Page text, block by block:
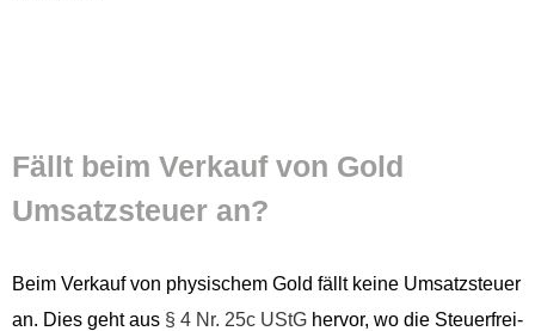
Fällt beim Verkauf von Gold
Umsatzs­teuer an?
Beim Verkauf von physis­chem Gold fällt keine Umsatzs­teuer
an. Dies geht aus § 4 Nr. 25c UStG her­vor, wo die Steuer­frei­